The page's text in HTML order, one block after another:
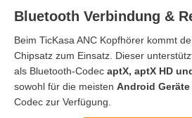
Bluetooth Verbindung &
Beim TicKasa ANC Kopfhörer kommt
Chipsatz zum Einsatz. Dieser
als Bluetooth-Codec aptX, aptX HD
sowohl für die meisten Android Geräte
Codec zur Verfügung.